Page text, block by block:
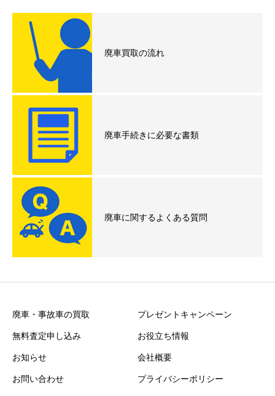
廃車買取の流れ
廃車手続きに必要な書類
廃車に関するよくある質問
廃車・事故車の買取
プレゼントキャンペーン
無料査定申し込み
お役立ち情報
お知らせ
会社概要
お問い合わせ
プライバシーポリシー